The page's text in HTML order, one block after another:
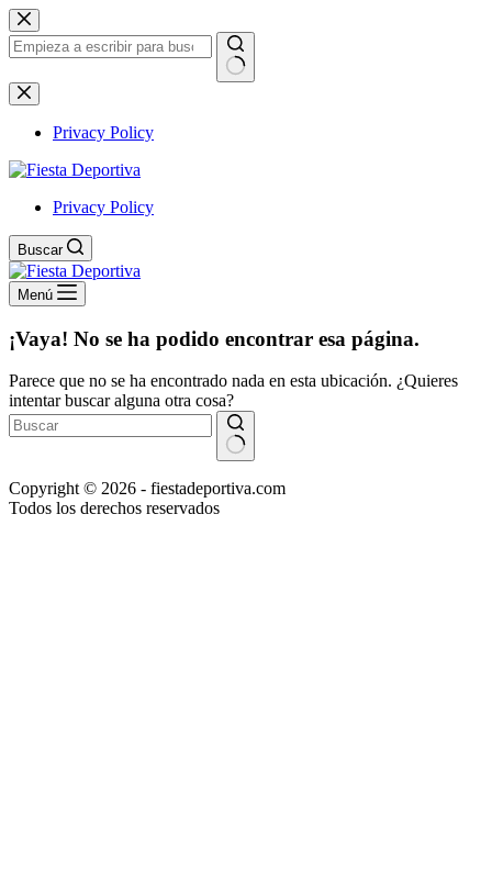
Saltar
al
contenido
Sin
resultados
Privacy Policy
Privacy Policy
Buscar
Menú
¡Vaya! No se ha podido encontrar esa página.
Parece que no se ha encontrado nada en esta ubicación. ¿Quieres
intentar buscar alguna otra cosa?
resultados
Copyright © 2026 - fiestadeportiva.com
Todos los derechos reservados